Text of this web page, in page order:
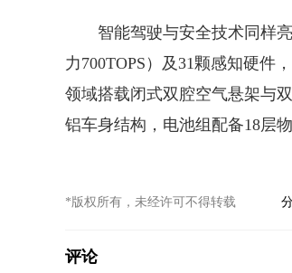
智能驾驶与安全技术同样亮
力700TOPS）及31颗感知硬件
领域搭载闭式双腔空气悬架与
铝车身结构，电池组配备18层
*版权所有，未经许可不得转载
评论